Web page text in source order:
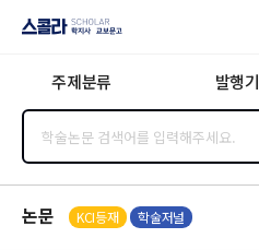
지사·교보문고
주제분류 발행
논문 KCI등재 학술저널